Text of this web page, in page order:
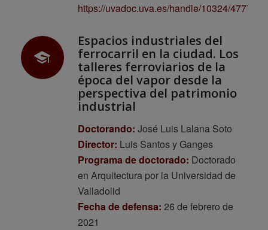
https://uvadoc.uva.es/handle/10324/47774
Espacios industriales del
ferrocarril en la ciudad. Los
talleres ferroviarios de la
época del vapor desde la
perspectiva del patrimonio
industrial
Doctorando: José Luis Lalana Soto
Director: Luis Santos y Ganges
Programa de doctorado: Doctorado
en Arquitectura por la Universidad de
Valladolid
Fecha de defensa: 26 de febrero de
2021